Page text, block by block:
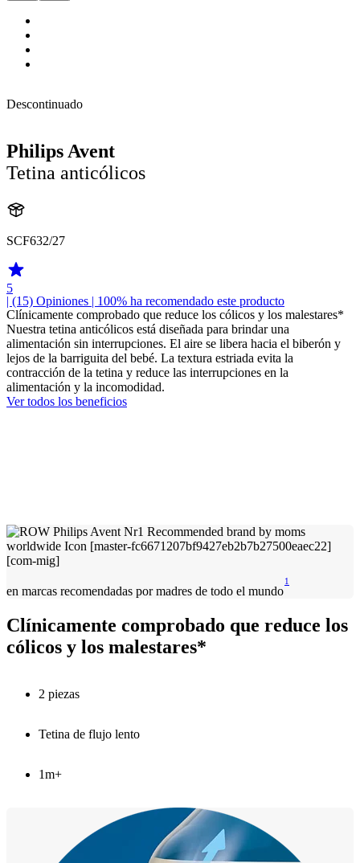
Descontinuado
Philips Avent
Tetina anticólicos
SCF632/27
5
| (15) Opiniones | 100% ha recomendado este producto
Clínicamente comprobado que reduce los cólicos y los malestares*
Nuestra tetina anticólicos está diseñada para brindar una
alimentación sin interrupciones. El aire se libera hacia el biberón y
lejos de la barriguita del bebé. La textura estriada evita la
contracción de la tetina y reduce las interrupciones en la
alimentación y la incomodidad.
Ver todos los beneficios
en marcas recomendadas por madres de todo el mundo
1
Clínicamente comprobado que reduce los
cólicos y los malestares*
2 piezas
Tetina de flujo lento
1m+